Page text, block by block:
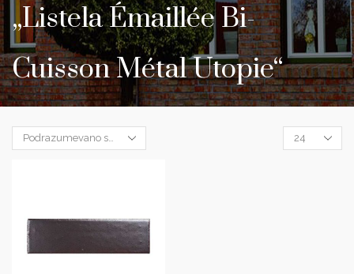
„Listela Émaillée Bi-
Cuisson Métal Utopie“
Products
per